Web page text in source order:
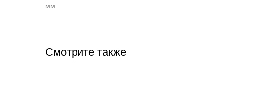
мм.
Смотрите также